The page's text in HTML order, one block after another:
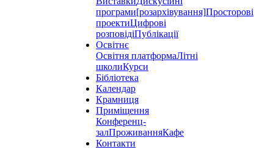
програми[розархівування]Просторові
проектиЦифрові
розповідіПублікації
Освітнє
Освітня платформаЛітні
школиКурси
Бібліотека
Календар
Крамниця
Приміщення
Конференц-
залПроживанняКафе
Контакти